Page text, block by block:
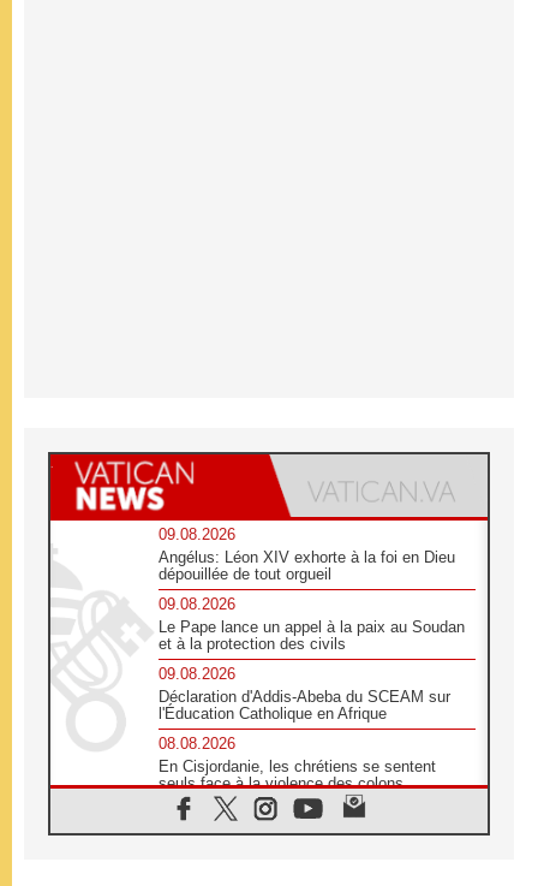
09.08.2026
Angélus: Léon XIV exhorte à la foi en Dieu
dépouillée de tout orgueil
09.08.2026
Le Pape lance un appel à la paix au Soudan
et à la protection des civils
09.08.2026
Déclaration d'Addis-Abeba du SCEAM sur
l'Éducation Catholique en Afrique
08.08.2026
En Cisjordanie, les chrétiens se sentent
seuls face à la violence des colons
08.08.2026
Léon XIV au sanctuaire de Notre Dame du